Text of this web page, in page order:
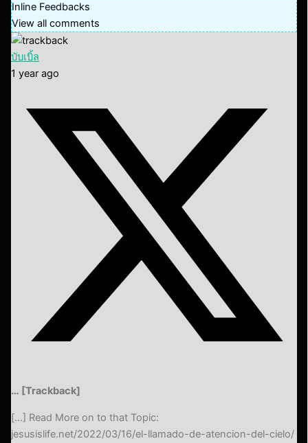
Inline Feedbacks
View all comments
บับเบิ้ล
1 year ago
… [Trackback]
[…] Read More on to that Topic:
jesusislife.net/2022/03/16/el-llamado-de-atencion-del-cielo/